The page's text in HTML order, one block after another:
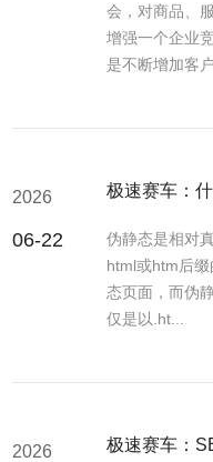
会，对商品、
增强一个企业
是不断增加客户
2026
06-22
极速赛车：
伪静态是相对
html或htm后
态页面，而伪
仅是以.ht...
2026 极速赛车：